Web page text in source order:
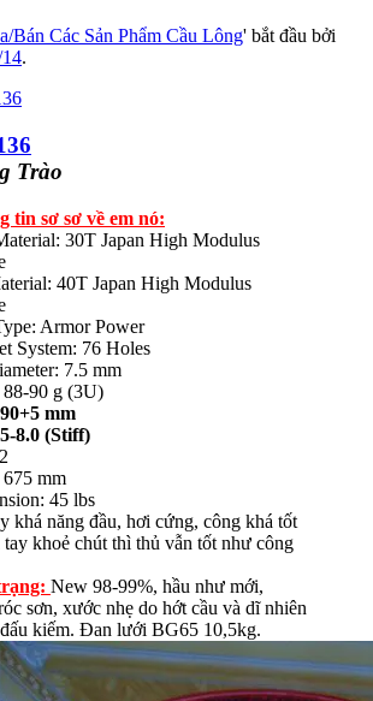
Bán Các Sản Phẩm Cầu Lông' bắt đầu bởi
.
Trào
tin sơ sơ về em nó:
30T Japan High Modulus
40T Japan High Modulus
Armor Power
System: 76 Holes
7.5 mm
88-90 g (3U)
mm
8.0 (Stiff)
mm
45 lbs
khá năng đầu, hơi cứng, công khá tốt
tay khoẻ chút thì thủ vẫn tốt như công
New 98-99%, hầu như mới,
sơn, xước nhẹ do hớt cầu và dĩ nhiên
kiếm. Đan lưới BG65 10,5kg.